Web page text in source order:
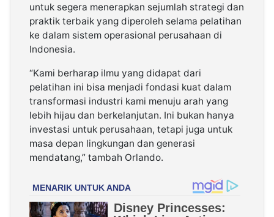
untuk segera menerapkan sejumlah strategi dan
praktik terbaik yang diperoleh selama pelatihan
ke dalam sistem operasional perusahaan di
Indonesia.
“Kami berharap ilmu yang didapat dari
pelatihan ini bisa menjadi fondasi kuat dalam
transformasi industri kami menuju arah yang
lebih hijau dan berkelanjutan. Ini bukan hanya
investasi untuk perusahaan, tetapi juga untuk
masa depan lingkungan dan generasi
mendatang,” tambah Orlando.